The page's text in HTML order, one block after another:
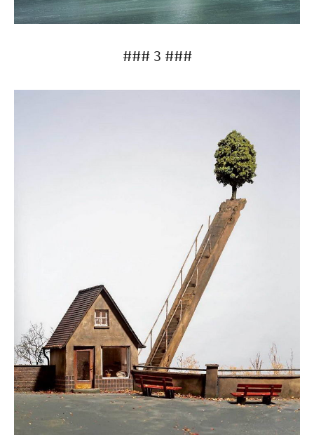
### 3 ###